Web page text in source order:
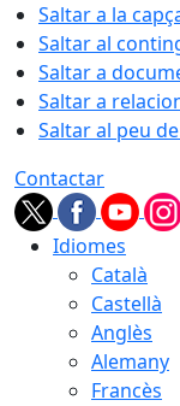
Saltar a la
Saltar al
Saltar a
Saltar a
Saltar al peu
Contactar
Idiomes
Català
Castellà
Anglès
Alemany
Francès